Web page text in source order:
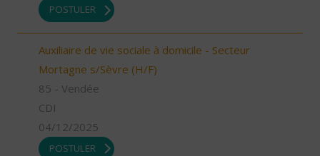
POSTULER
Auxiliaire de vie sociale à domicile - Secteur
Mortagne s/Sèvre (H/F)
85 - Vendée
CDI
04/12/2025
POSTULER